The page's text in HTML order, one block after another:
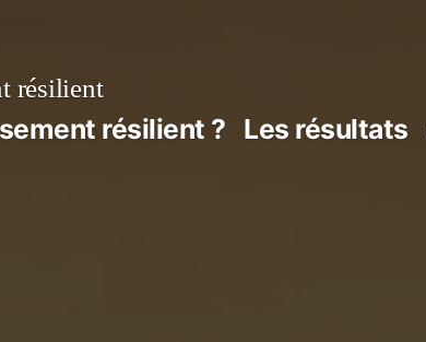
résilient
résilient ? Les résultats